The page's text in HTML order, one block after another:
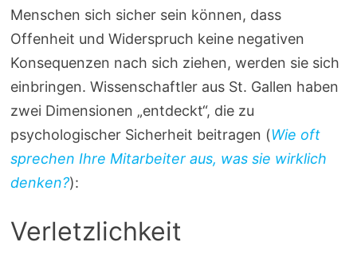
Menschen sich sicher sein können, dass
Offenheit und Widerspruch keine negativen
Konsequenzen nach sich ziehen, werden sie sich
einbringen. Wissenschaftler aus St. Gallen haben
zwei Dimensionen „entdeckt“, die zu
psychologischer Sicherheit beitragen (Wie oft
sprechen Ihre Mitarbeiter aus, was sie wirklich
denken?):
Verletzlichkeit